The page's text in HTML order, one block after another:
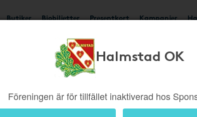
Butiker Biobiljetter Presentkort Kampanjer
Halmstad OK
Föreningen är för tillfället inaktiverad hos